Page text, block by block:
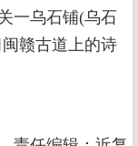
一乌石铺(乌石
赣古道上的诗